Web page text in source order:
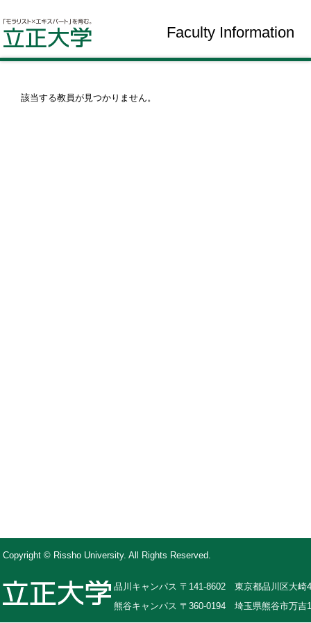
Faculty Information
該当する教員が見つかりません。
Copyright © Rissho University. All Rights Reserved.
品川キャンパス 〒141-8602 東京都品川区大崎
熊谷キャンパス 〒360-0194 埼玉県熊谷市万吉